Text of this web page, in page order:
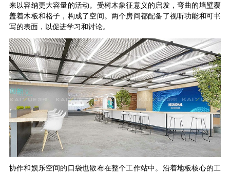
来以容纳更大容量的活动。受树木象征意义的启发，弯曲的墙壁覆
盖着木板和格子，构成了空间。两个房间都配备了视听功能和可书
写的表面，以促进学习和讨论。
协作和娱乐空间的口袋也散布在整个工作站中。沿着地板核心的工